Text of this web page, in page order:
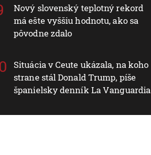
Nový slovenský teplotný rekord
má ešte vyššiu hodnotu, ako sa
pôvodne zdalo
Situácia v Ceute ukázala, na koho
strane stál Donald Trump, píše
španielsky denník La Vanguardia